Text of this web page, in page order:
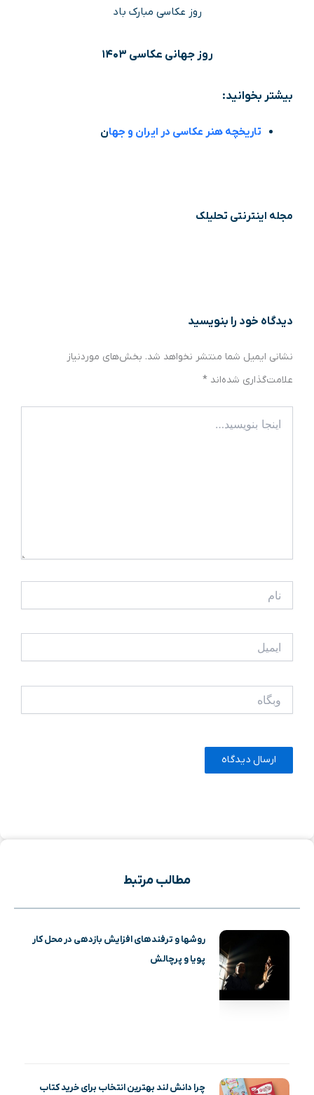
روز عکاسی مبارک باد
روز جهانی عکاسی ۱۴۰۳
بیشتر بخوانید:
تاریخچه هنر عکاسی در ایران و جهان
مجله اینترنتی تحلیلک
دیدگاه‌ خود را بنویسید
نشانی ایمیل شما منتشر نخواهد شد. بخش‌های موردنیاز
علامت‌گذاری شده‌اند *
بنویسید…
مطالب مرتبط
روشها و ترفندهای افزایش بازدهی در محل کار
پویا و پرچالش
چرا دانش لند بهترین انتخاب برای خرید کتاب